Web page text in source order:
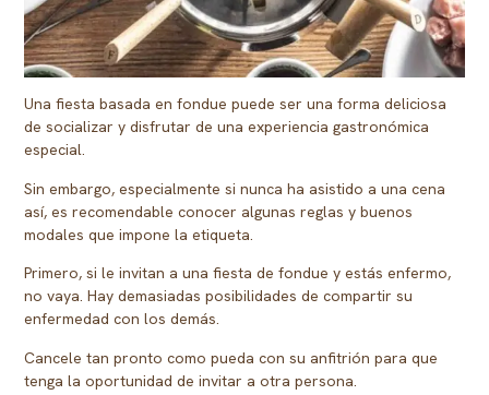
Una fiesta basada en fondue puede ser una forma deliciosa
de socializar y disfrutar de una experiencia gastronómica
especial.
Sin embargo, especialmente si nunca ha asistido a una cena
así, es recomendable conocer algunas reglas y buenos
modales que impone la etiqueta.
Primero, si le invitan a una fiesta de fondue y estás enfermo,
no vaya. Hay demasiadas posibilidades de compartir su
enfermedad con los demás.
Cancele tan pronto como pueda con su anfitrión para que
tenga la oportunidad de invitar a otra persona.